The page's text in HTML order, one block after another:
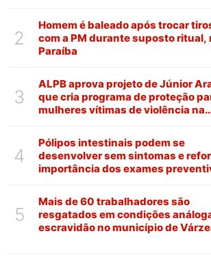
2
Homem é baleado após trocar
com a PM durante suposto ritual,
Paraíba
3
ALPB aprova projeto de Júnior
que cria programa de proteção
mulheres vítimas de violência na
4
Pólipos intestinais podem se
desenvolver sem sintomas e
importância dos exames
5
Mais de 60 trabalhadores são
resgatados em condições
escravidão no município de